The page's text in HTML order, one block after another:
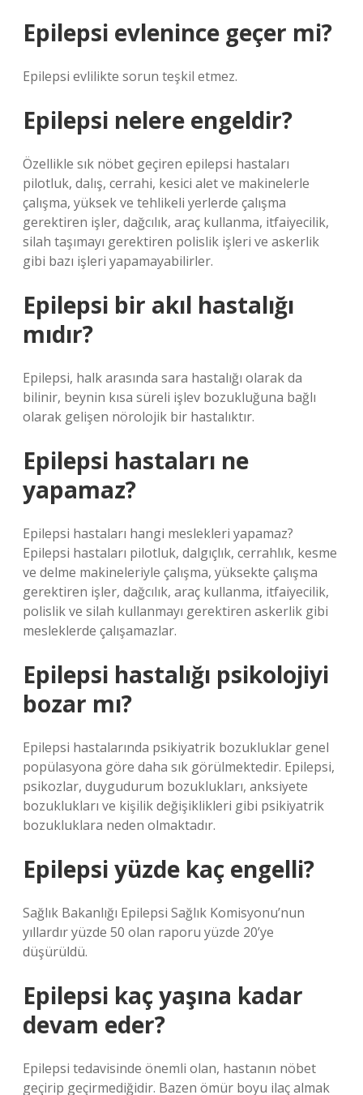
Epilepsi evlenince geçer mi?
Epilepsi evlilikte sorun teşkil etmez.
Epilepsi nelere engeldir?
Özellikle sık nöbet geçiren epilepsi hastaları
pilotluk, dalış, cerrahi, kesici alet ve makinelerle
çalışma, yüksek ve tehlikeli yerlerde çalışma
gerektiren işler, dağcılık, araç kullanma, itfaiyecilik,
silah taşımayı gerektiren polislik işleri ve askerlik
gibi bazı işleri yapamayabilirler.
Epilepsi bir akıl hastalığı
mıdır?
Epilepsi, halk arasında sara hastalığı olarak da
bilinir, beynin kısa süreli işlev bozukluğuna bağlı
olarak gelişen nörolojik bir hastalıktır.
Epilepsi hastaları ne
yapamaz?
Epilepsi hastaları hangi meslekleri yapamaz?
Epilepsi hastaları pilotluk, dalgıçlık, cerrahlık, kesme
ve delme makineleriyle çalışma, yüksekte çalışma
gerektiren işler, dağcılık, araç kullanma, itfaiyecilik,
polislik ve silah kullanmayı gerektiren askerlik gibi
mesleklerde çalışamazlar.
Epilepsi hastalığı psikolojiyi
bozar mı?
Epilepsi hastalarında psikiyatrik bozukluklar genel
popülasyona göre daha sık görülmektedir. Epilepsi,
psikozlar, duygudurum bozuklukları, anksiyete
bozuklukları ve kişilik değişiklikleri gibi psikiyatrik
bozukluklara neden olmaktadır.
Epilepsi yüzde kaç engelli?
Sağlık Bakanlığı Epilepsi Sağlık Komisyonu’nun
yıllardır yüzde 50 olan raporu yüzde 20’ye
düşürüldü.
Epilepsi kaç yaşına kadar
devam eder?
Epilepsi tedavisinde önemli olan, hastanın nöbet
geçirip geçirmediğidir. Bazen ömür boyu ilaç almak